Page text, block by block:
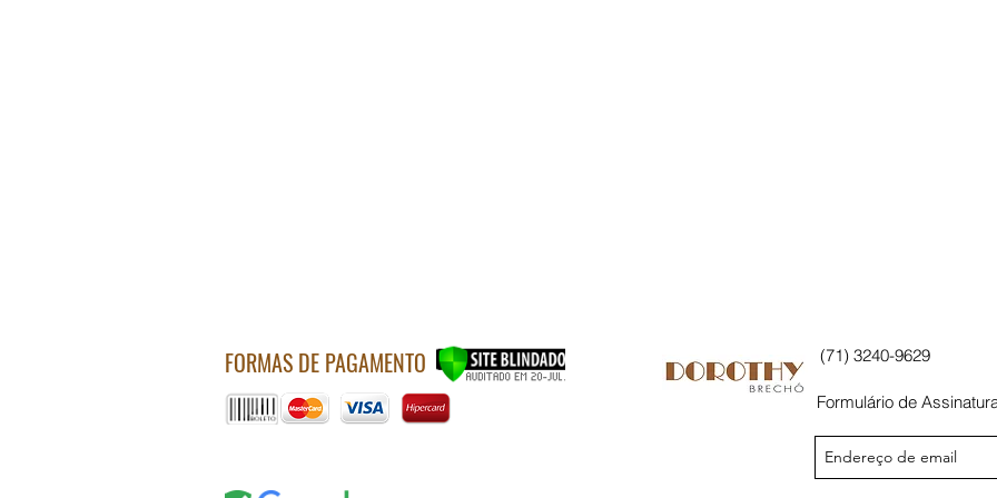
FORMAS DE PAGAMENTO (71) 3240-9629
Formulário de